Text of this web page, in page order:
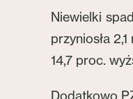
Niewielki
przyniosła
14,7 proc.
Dodatkowo